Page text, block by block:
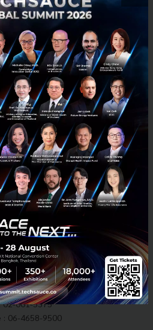
กรรมของคุณมีกลยุทธ์หรือไม่ ?
น Innovation คือ ถ้าคุณต้องการให้
มจากอะไรก่อน? แล้วทำอย่างไรให้
กับองค์กร ? สำหรับ start...
Team
Strategy
02-001-5375
: 06-4658-9500